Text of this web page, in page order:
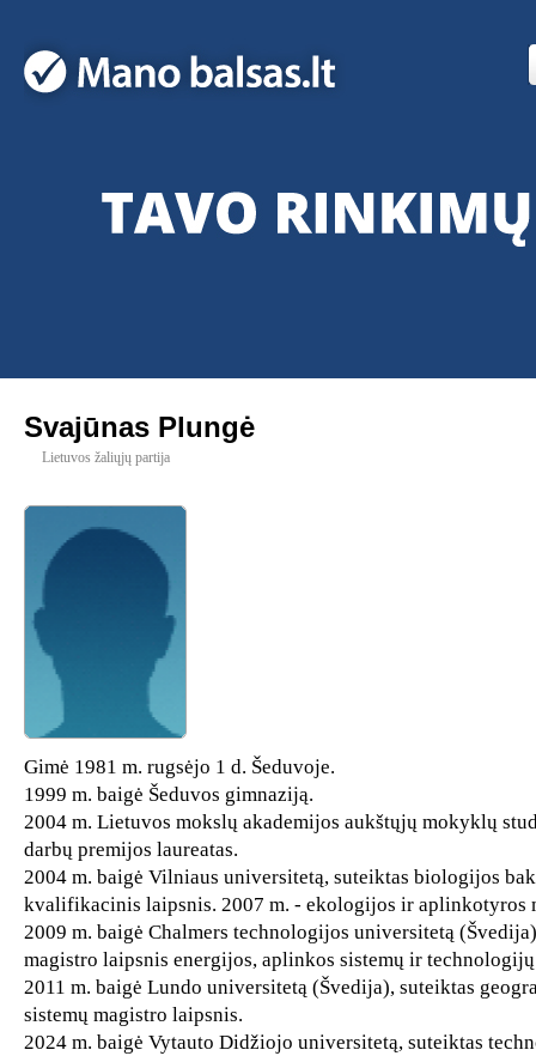
Svajūnas Plungė
Lietuvos žaliųjų partija
Gimė 1981 m. rugsėjo 1 d. Šeduvoje.
1999 m. baigė Šeduvos gimnaziją.
2004 m. Lietuvos mokslų akademijos aukštųjų mokyklų
darbų premijos laureatas.
2004 m. baigė Vilniaus universitetą, suteiktas biologijos
kvalifikacinis laipsnis. 2007 m. - ekologijos ir aplinkotyros
2009 m. baigė Chalmers technologijos universitetą
magistro laipsnis energijos, aplinkos sistemų ir
2011 m. baigė Lundo universitetą (Švedija), suteiktas
sistemų magistro laipsnis.
2024 m. baigė Vytauto Didžiojo universitetą, suteiktas